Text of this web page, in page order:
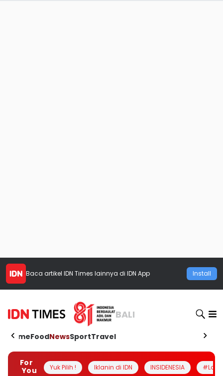
Baca artikel IDN Times lainnya di IDN App Install
BALI
HomeFoodNewsSportTravel
For
You
Yuk Pilih ! Iklanin di IDN INSIDENESIA